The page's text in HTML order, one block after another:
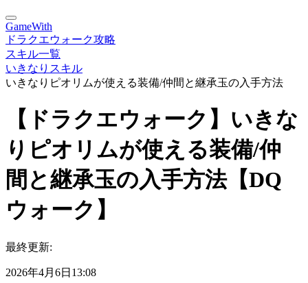
GameWith
ドラクエウォーク攻略
スキル一覧
いきなりスキル
いきなりピオリムが使える装備/仲間と継承玉の入手方法
【ドラクエウォーク】いきな
りピオリムが使える装備/仲
間と継承玉の入手方法【DQ
ウォーク】
最終更新:
2026年4月6日13:08